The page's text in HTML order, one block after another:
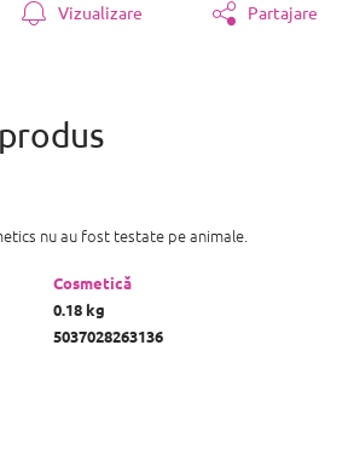
Vizualizare Partajare
nu au fost testate pe animale.
Cosmetică
0.18 kg
5037028263136